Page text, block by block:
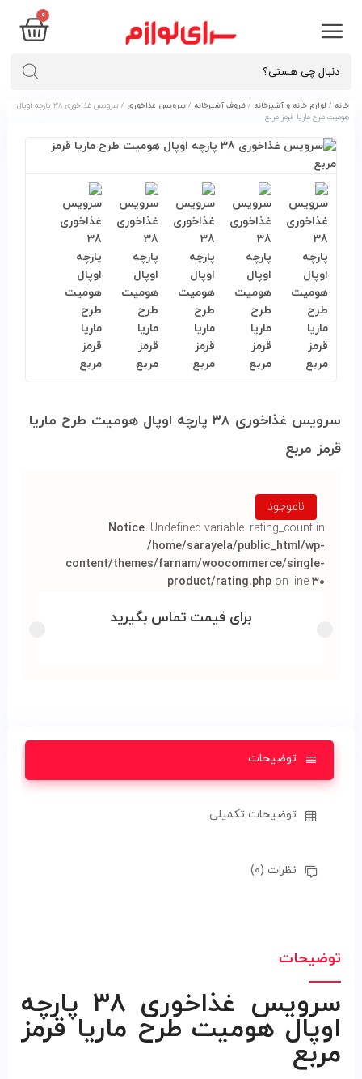
۰
خانه / لوازم خانه و آشپزخانه / ظروف آشپرخانه / سرویس غذاخوری
/ سرویس غذاخوری ۳۸ پارچه اوپال
هومیت طرح ماریا قرمز مربع
سرویس غذاخوری ۳۸ پارچه اوپال هومیت طرح ماریا
قرمز مربع
ناموجود
Notice: Undefined variable: rating_count in
/home/sarayela/public_html/wp-
content/themes/farnam/woocommerce/single-
product/rating.php on line۳۰
برای قیمت تماس بگیرید
توضیحات
توضیحات تکمیلی
نظرات (۰)
توضیحات
سرویس غذاخوری ۳۸ پارچه
اوپال هومیت طرح ماریا قرمز
مربع